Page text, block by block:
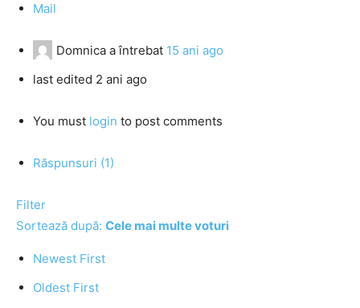
Mail
Domnica a întrebat 15 ani ago
last edited 2 ani ago
You must login to post comments
Răspunsuri (1)
Filter
Sortează după: Cele mai multe voturi
Newest First
Oldest First